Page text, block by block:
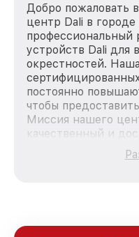
Добро пожаловать
центр Dali в
профессиональный
устройств Dali для
окрестностей.
постоянно
чтобы
Миссия нашего
качественный и
каждого
зависимости от